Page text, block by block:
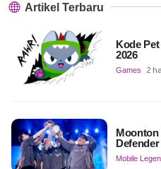
Artikel Terbaru
Kode
2026
Games 2
Moonton
Mobile